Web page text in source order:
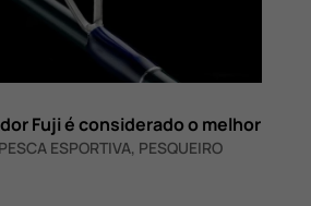
Fuji é considerado o melhor
PESCA ESPORTIVA, PESQUEIRO